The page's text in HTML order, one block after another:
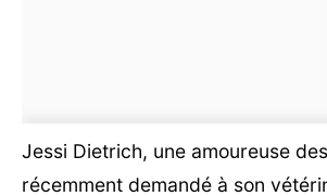
Jessi Dietrich, une amoureuse
récemment demandé à son